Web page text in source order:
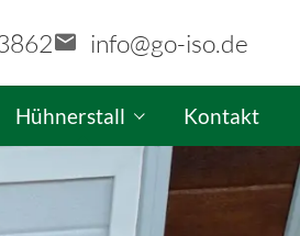
info@go-iso.de
Konfigurator
Hühnerstall
GO-ISO Hühnerstall-
Kontakt